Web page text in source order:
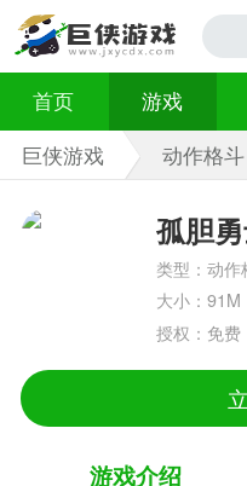
首页 游戏
巨侠游戏
动作格斗
孤胆
类型：动作
大小：91M
授权：免费
游戏介绍